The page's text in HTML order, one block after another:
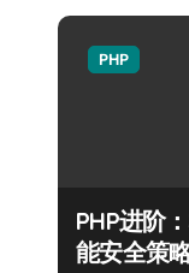
PHP
PHP进阶
能安全策